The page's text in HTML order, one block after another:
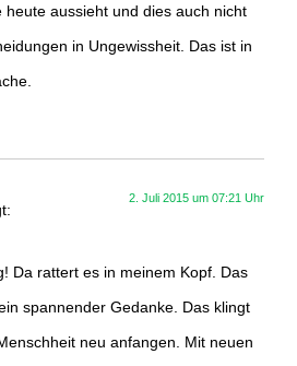
heute aussieht und dies auch nicht
in Ungewissheit. Das ist in
2. Juli 2015 um 07:21 Uhr
Da rattert es in meinem Kopf. Das
spannender Gedanke. Das klingt
neu anfangen. Mit neuen